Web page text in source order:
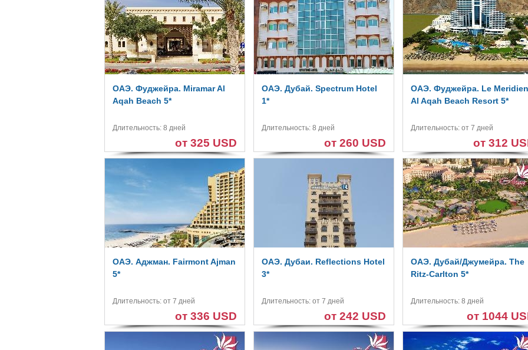
ОАЭ. Фуджейра. Miramar Al
Aqah Beach 5*
Длительность: 8 дней
от 325 USD
ОАЭ. Дубай. Spectrum Hotel
1*
Длительность: 8 дней
от 260 USD
ОАЭ. Фуджейра. Le Meridien
Al Aqah Beach Resort 5*
Длительность: от 7 дней
от 312
ОАЭ. Аджман. Fairmont Ajman
5*
Длительность: от 7 дней
от 336 USD
ОАЭ. Дубаи. Reflections Hotel
3*
Длительность: от 7 дней
от 242 USD
ОАЭ. Дубай/Джумейра. The
Ritz-Carlton 5*
Длительность: 8 дней
от 1044